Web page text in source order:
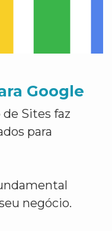
Google
Sites faz
para
negócio.